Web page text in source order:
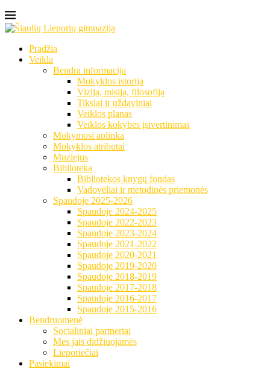
Pradžia
Veikla
Bendra informacija
Mokyklos istorija
Vizija, misija, filosofija
Tikslai ir uždaviniai
Veiklos planas
Veiklos kokybės įsivertinimas
Mokymosi aplinka
Mokyklos atributai
Muziejus
Biblioteka
Bibliotekos knygų fondas
Vadovėliai ir metodinės priemonės
Spaudoje 2025-2026
Spaudoje 2024-2025
Spaudoje 2022-2023
Spaudoje 2023-2024
Spaudoje 2021-2022
Spaudoje 2020-2021
Spaudoje 2019-2020
Spaudoje 2018-2019
Spaudoje 2017-2018
Spaudoje 2016-2017
Spaudoje 2015-2016
Bendruomenė
Socialiniai partneriai
Mes jais didžiuojamės
Lieporiečiai
Pasiekimai